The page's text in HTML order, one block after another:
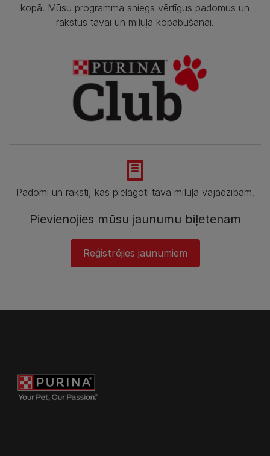
kopā. Mūsu programma sniegs vērtīgus padomus un
rakstus tavai un mīluļa kopābūšanai.
Padomi un raksti, kas pielāgoti tava mīluļa vajadzībām.
Pievienojies mūsu jaunumu biļetenam
Reģistrējies jaunumiem